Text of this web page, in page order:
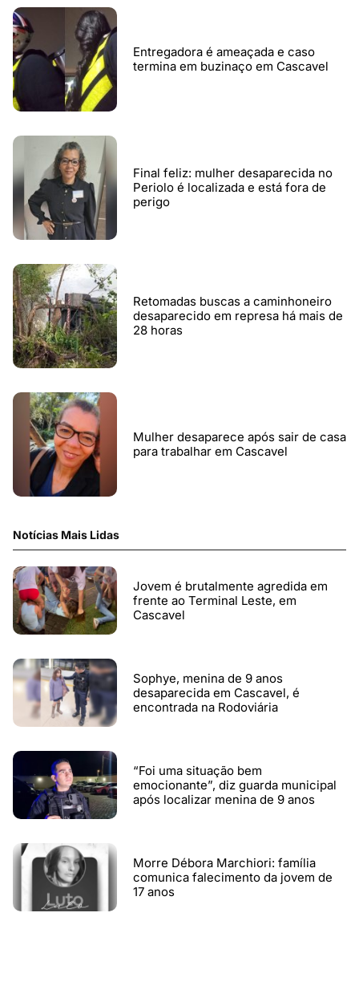
Entregadora é ameaçada e caso
termina em buzinaço em Cascavel
Final feliz: mulher desaparecida no
Periolo é localizada e está fora de
perigo
Retomadas buscas a caminhoneiro
desaparecido em represa há mais de
28 horas
Mulher desaparece após sair de casa
para trabalhar em Cascavel
Notícias Mais Lidas
Jovem é brutalmente agredida em
frente ao Terminal Leste, em
Cascavel
Sophye, menina de 9 anos
desaparecida em Cascavel, é
encontrada na Rodoviária
“Foi uma situação bem
emocionante”, diz guarda municipal
após localizar menina de 9 anos
Morre Débora Marchiori: família
comunica falecimento da jovem de
17 anos